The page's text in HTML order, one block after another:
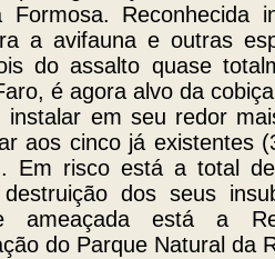
Reconhecida
a avifauna e outras
do assalto quase
é agora alvo da
instalar em seu redor
aos cinco já existentes
Em risco está a total
dos seus
ameaçada está a
do Parque Natural da